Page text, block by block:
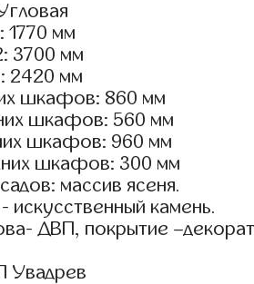
1770 мм
3700 мм
2420 мм
шкафов: 860 мм
шкафов: 560 мм
шкафов: 960 мм
шкафов: 300 мм
массив ясеня.
искусственный камень.
ДВП, покрытие
Увадрев